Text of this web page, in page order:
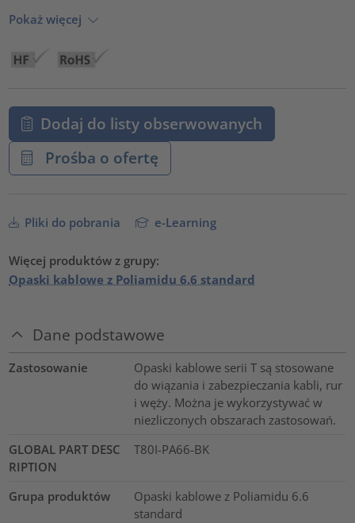
Pokaż więcej
Dodaj do listy obserwowanych
Prośba o ofertę
Pliki do pobrania e-Learning
Więcej produktów z grupy:
Opaski kablowe z Poliamidu 6.6 standard
Dane podstawowe
Zastosowanie
Opaski kablowe serii T są stosowane
do wiązania i zabezpieczania kabli, rur
i węży. Można je wykorzystywać w
niezliczonych obszarach zastosowań.
GLOBAL PART DESC
RIPTION
T80I-PA66-BK
Grupa produktów
Opaski kablowe z Poliamidu 6.6
standard